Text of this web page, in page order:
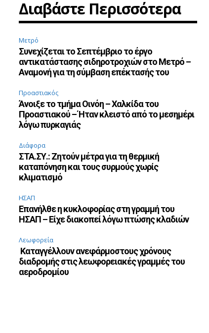
Διαβάστε Περισσότερα
Μετρό
Συνεχίζεται το Σεπτέμβριο το έργο
αντικατάστασης σιδηροτροχιών στο Μετρό –
Αναμονή για τη σύμβαση επέκτασής του
Προαστιακός
Άνοιξε το τμήμα Οινόη – Χαλκίδα του
Προαστιακού – Ήταν κλειστό από το μεσημέρι
λόγω πυρκαγιάς
Διάφορα
ΣΤΑ.ΣΥ.: Ζητούν μέτρα για τη θερμική
καταπόνηση και τους συρμούς χωρίς
κλιματισμό
ΗΣΑΠ
Επανήλθε η κυκλοφορίας στη γραμμή του
ΗΣΑΠ – Είχε διακοπεί λόγω πτώσης κλαδιών
Λεωφορεία
Καταγγέλλουν ανεφάρμοστους χρόνους
διαδρομής στις λεωφορειακές γραμμές του
αεροδρομίου